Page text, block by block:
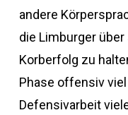
andere
die Limburger
Korberfolg zu
Phase offensiv
Defensivarbeit